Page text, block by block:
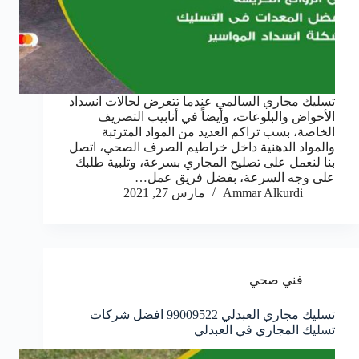
تسليك مجاري السالمي عندما تتعرض لحالات انسداد
الأحواض والبلوعات، وأيضاً في أنابيب التصريف
الخاصة، بسب تراكم العديد من المواد المترتبة
والمواد الدهنية داخل خراطيم الصرف الصحي، اتصل
بنا لنعمل على تصليح المجاري بسرعة، وتلبية طلبك
على وجه السرعة، بفضل فريق عمل…
Ammar Alkurdi
مارس 27, 2021
فني صحي
تسليك مجاري العبدلي 99009522 افضل شركات
تسليك المجاري في العبدلي